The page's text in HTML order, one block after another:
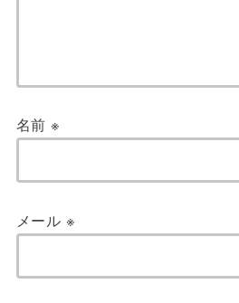
名前※
メール ※